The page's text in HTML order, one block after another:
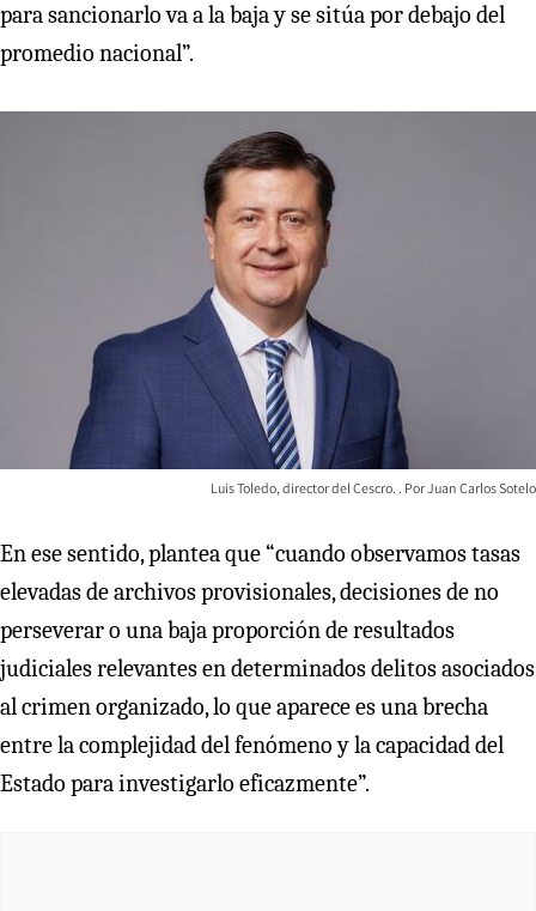
para sancionarlo va a la baja y se sitúa por debajo del
promedio nacional”.
Luis Toledo, director del Cescro. Juan Carlos Sotelo
En ese sentido, plantea que “cuando observamos tasas
elevadas de archivos provisionales, decisiones de no
perseverar o una baja proporción de resultados
judiciales relevantes en determinados delitos asociados
al crimen organizado, lo que aparece es una brecha
entre la complejidad del fenómeno y la capacidad del
Estado para investigarlo eficazmente”.